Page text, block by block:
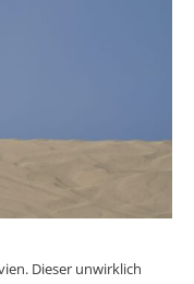
Dieser unwirklich